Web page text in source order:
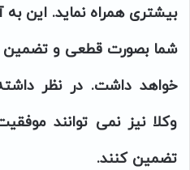
بیشتری همراه نماید. این
شما بصورت قطعی و تضمین
خواهد داشت. در نظر
وکلا نیز نمی توانند
تضمین کنند.